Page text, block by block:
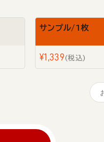
サンプル/1枚
¥1,339 税込